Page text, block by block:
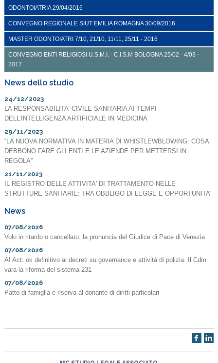
ODONTOIATRIA 29/04/2016
CONVEGNO REGIONALE SIUT EMILIA ROMAGNA 30/09/2016
MASTER ODONTOIATRI 7/10, 21/10, 11/11, 25/11 - 2016
CONVEGNO ENTI RELIGIOSI U.S.M.I. - C.I.S.M BOLOGNA 25/02 - 4/03 -
2017
News dello studio
24/12/2023
LA RESPONSABILITA’ CIVILE SANITARIA AI TEMPI
DELL’INTELLIGENZA ARTIFICIALE IN MEDICINA
29/11/2023
“LA NUOVA NORMATIVA IN MATERIA DI WHISTLEWBLOWING: COSA
DEBBONO FARE GLI ENTI E LE AZIENDE PER METTERSI IN
REGOLA”
21/11/2023
IL REGISTRO DELLE ATTIVITA' DI TRATTAMENTO NELLE
STRUTTURE SANITARIE: TRA OBBLIGO DI LEGGE E OPPORTUNITA'
News
07/08/2026
Volo in ritardo o cancellato: la pronuncia del Giudice di Pace di Venezia
07/08/2026
AI Act: ok definitivo ai decreti su governance e attività di polizia. Il Cdm
vara la riforma del sistema 231
07/08/2026
Patto di famiglia e riserva al donante di diritti particolari